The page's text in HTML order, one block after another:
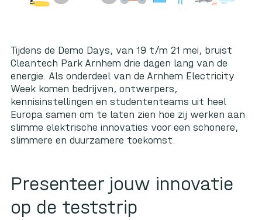
Tijdens de Demo Days, van 19 t/m 21 mei, bruist
Cleantech Park Arnhem drie dagen lang van de
energie. Als onderdeel van de Arnhem Electricity
Week komen bedrijven, ontwerpers,
kennisinstellingen en studententeams uit heel
Europa samen om te laten zien hoe zij werken aan
slimme elektrische innovaties voor een schonere,
slimmere en duurzamere toekomst.
Presenteer jouw innovatie
op de teststrip